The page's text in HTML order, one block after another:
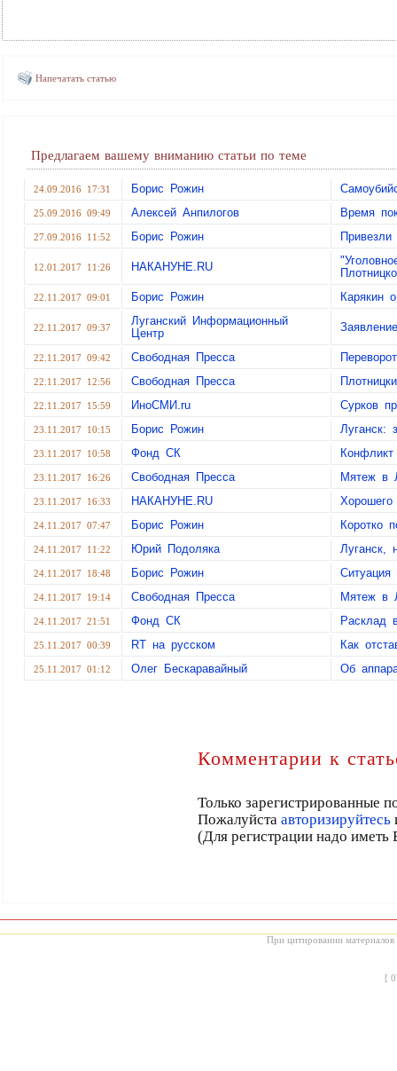
Напечатать статью
Предлагаем вашему вниманию статьи по теме
24.09.2016 17:31 Борис Рожин
25.09.2016 09:49 Алексей Анпилогов Время
27.09.2016 11:52 Борис Рожин
12.01.2017 11:26 НАКАНУНЕ.RU
22.11.2017 09:01 Борис Рожин Карякин
22.11.2017 09:37
Луганский Информационный
Центр
22.11.2017 09:42 Свободная Пресса
22.11.2017 12:56 Свободная Пресса
22.11.2017 15:59 ИноСМИ.ru Сурков
23.11.2017 10:15 Борис Рожин Луганск:
23.11.2017 10:58 Фонд СК
23.11.2017 16:26 Свободная Пресса Мятеж в
23.11.2017 16:33 НАКАНУНЕ.RU
24.11.2017 07:47 Борис Рожин Коротко
24.11.2017 11:22 Юрий Подоляка Луганск,
24.11.2017 18:48 Борис Рожин
24.11.2017 19:14 Свободная Пресса Мятеж в
24.11.2017 21:51 Фонд СК Расклад
25.11.2017 00:39 RT на русском Как
25.11.2017 01:12 Олег Бескаравайный Об
Комментарии к
Только зарегистрированные
Пожалуйста авторизируйтесь
(Для регистрации надо
При цитировании материалов
[